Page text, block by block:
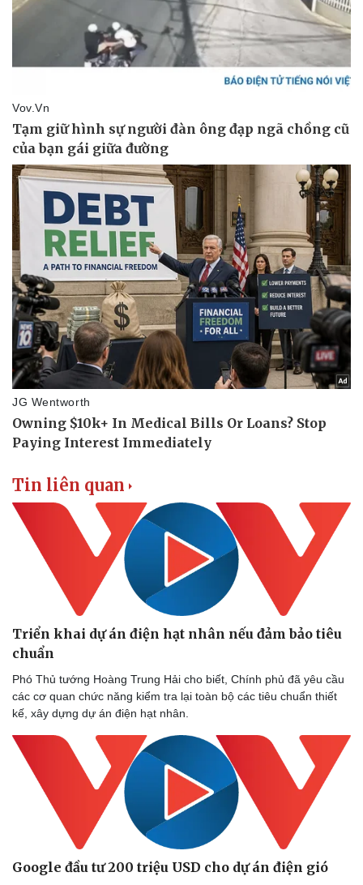
Thể thao
Bóng đá
Lịch thi đấu bóng đá
Thế giới thể thao
eSports
Ô tô - Xe máy
Xe máy
Tư vấn
Tin liên quan
Triển khai dự án điện hạt nhân nếu đảm bảo tiêu
chuẩn
Phó Thủ tướng Hoàng Trung Hải cho biết, Chính phủ đã yêu cầu
các cơ quan chức năng kiểm tra lại toàn bộ các tiêu chuẩn thiết
kế, xây dựng dự án điện hạt nhân.
Google đầu tư 200 triệu USD cho dự án điện gió